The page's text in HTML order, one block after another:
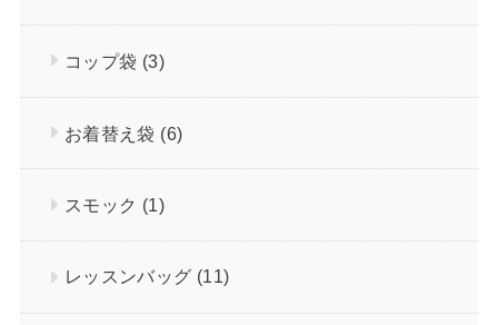
コップ袋 (3)
お着替え袋 (6)
スモック (1)
レッスンバッグ (11)